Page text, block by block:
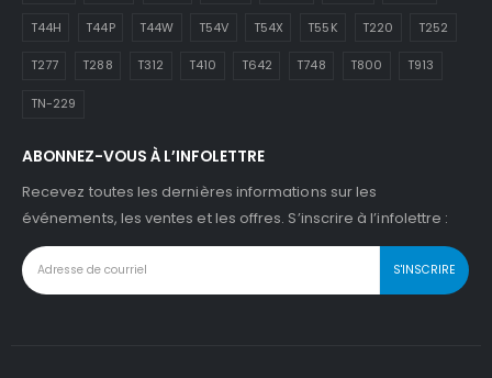
T44H T44P T44W T54V T54X T55K T220 T252
T277 T288 T312 T410 T642 T748 T800 T913
TN-229
ABONNEZ-VOUS À L’INFOLETTRE
Recevez toutes les dernières informations sur les
événements, les ventes et les offres. S’inscrire à l’infolettre :